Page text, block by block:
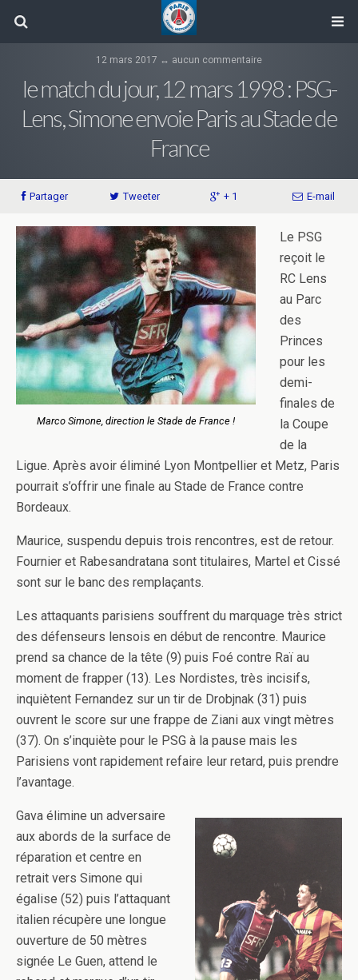
12 mars 2017 ↔ aucun commentaire
le match du jour, 12 mars 1998 : PSG-
Lens, Simone envoie Paris au Stade de
France
Partager Tweeter + 1 E-mail
Marco Simone, direction le Stade de France !
Le PSG
reçoit le
RC Lens
au Parc
des
Princes
pour les
demi-
finales de
la Coupe
de la
Ligue. Après avoir éliminé Lyon Montpellier et Metz, Paris
pourrait s’offrir une finale au Stade de France contre
Bordeaux.
Maurice, suspendu depuis trois rencontres, est de retour.
Fournier et Rabesandratana sont titulaires, Martel et Cissé
sont sur le banc des remplaçants.
Les attaquants parisiens souffrent du marquage très strict
des défenseurs lensois en début de rencontre. Maurice
prend sa chance de la tête (9) puis Foé contre Raï au
moment de frapper (13). Les Nordistes, très incisifs,
inquiètent Fernandez sur un tir de Drobjnak (31) puis
ouvrent le score sur une frappe de Ziani aux vingt mètres
(37). On s’inquiète pour le PSG à la pause mais les
Parisiens vont rapidement refaire leur retard, puis prendre
l’avantage.
Gava élimine un adversaire
aux abords de la surface de
réparation et centre en
retrait vers Simone qui
égalise (52) puis l’attaquant
italien récupère une longue
ouverture de 50 mètres
signée Le Guen, attend le